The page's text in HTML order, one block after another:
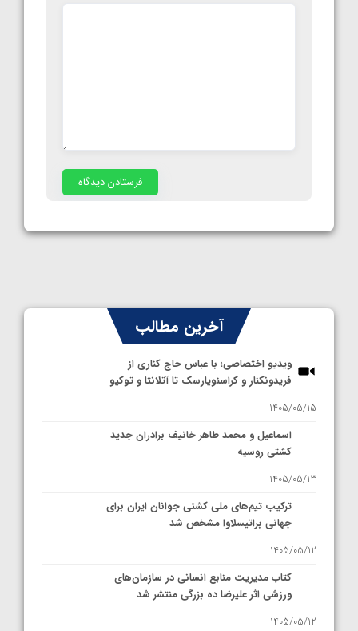
آخرین مطالب
ویدیو اختصاصی؛ با عباس حاج کناری از
فریدونکنار و کراسنویارسک تا آتلانتا و توکیو
1405/05/15
اسماعیل و محمد طاهر خانیف برادران جدید
کشتی روسیه
1405/05/13
ترکیب تیم‌های ملی کشتی جوانان ایران برای
جهانی براتیسلاوا مشخص شد
1405/05/12
کتاب مدیریت منابع انسانی در سازمان‌های
ورزشی اثر علیرضا ده بزرگی منتشر شد
1405/05/12